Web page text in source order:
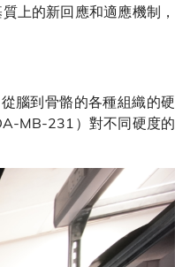
上的新回應和適應機制，
腦到骨骼的各種組織的硬
MB-231）對不同硬度的